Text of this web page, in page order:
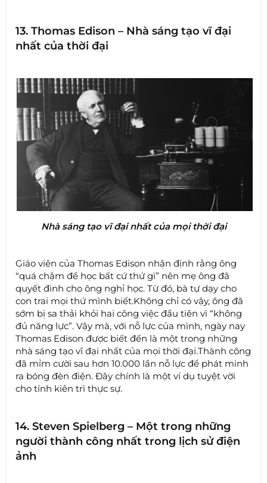
13. Thomas Edison – Nhà sáng tạo vĩ đại
nhất của thời đại
Nhà sáng tạo vĩ đại nhất của mọi thời đại
Giáo viên của Thomas Edison nhận định rằng ông
“quá chậm để học bất cứ thứ gì” nên mẹ ông đã
quyết đinh cho ông nghỉ học. Từ đó, bà tự dạy cho
con trai mọi thứ mình biết.Không chỉ có vậy, ông đã
sớm bị sa thải khỏi hai công việc đầu tiên vì “không
đủ năng lực”. Vậy mà, với nỗ lực của mình, ngày nay
Thomas Edison được biết đến là một trong những
nhà sáng tạo vĩ đại nhất của mọi thời đại.Thành công
đã mỉm cười sau hơn 10.000 lần nỗ lực để phát minh
ra bóng đèn điện. Đây chính là một ví dụ tuyệt vời
cho tính kiên trì thực sự.
14. Steven Spielberg – Một trong những
người thành công nhất trong lịch sử điện
ảnh